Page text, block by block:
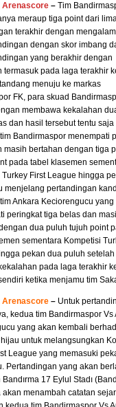
Arenascore – Tim
meraup tiga point dari
terakhir dengan
dengan skor imbang
yang berakhir dengan
termasuk pada laga terakhir
menuju ke markas
FK, para skuad
membawa kekalahan
dan hasil tersebut tentu saja
Bandirmaspor menempati
masih bertahan dengan tiga
pada tabel klasemen
Turkey First League hingga
menjelang pertandingan
Ankara Keciorengucu yang
peringkat tiga belas dan
dua puluh tujuh point
sementara Kompetisi
pekan dua puluh setelah
pada laga terakhir
ketika menjamu tim
Arenascore – Untuk
kedua tim Bandirmaspor Vs
yang akan kembali
untuk melangsungkan
League yang memasuki
Pertandingan yang akan
17 Eylul Stadı
akan menambah catatan